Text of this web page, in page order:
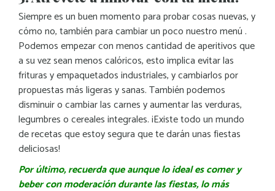
Siempre es un buen momento para probar cosas nuevas, y
cómo no, también para cambiar un poco nuestro menú .
Podemos empezar con menos cantidad de aperitivos que
a su vez sean menos calóricos, esto implica evitar las
frituras y empaquetados industriales, y cambiarlos por
propuestas más ligeras y sanas. También podemos
disminuir o cambiar las carnes y aumentar las verduras,
legumbres o cereales integrales. ¡Existe todo un mundo
de recetas que estoy segura que te darán unas fiestas
deliciosas!
Por último, recuerda que aunque lo ideal es comer y
beber con moderación durante las fiestas, lo más